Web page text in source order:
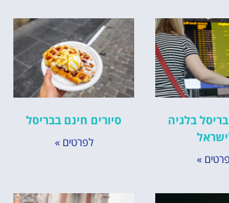
בלגיה
»
סיורים חינם בבריסל
לפרטים »